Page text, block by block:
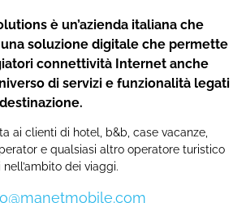
è un’azienda italiana che
soluzione digitale che permette
connettività Internet anche
di servizi e funzionalità legati
ai clienti di hotel, b&b, case vacanze,
e qualsiasi altro operatore turistico
dei viaggi.